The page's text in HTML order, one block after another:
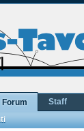
Forum
Staff